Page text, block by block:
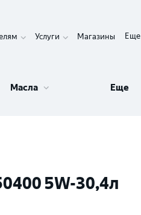
Услуги Магазины Еще
Масла Еще
5W-30,4л